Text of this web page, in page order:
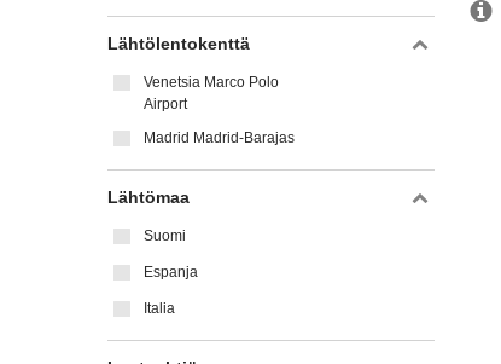
Lähtölentokenttä
Venetsia Marco Polo
Airport
Madrid Madrid-Barajas
Lähtömaa
Suomi
Espanja
Italia